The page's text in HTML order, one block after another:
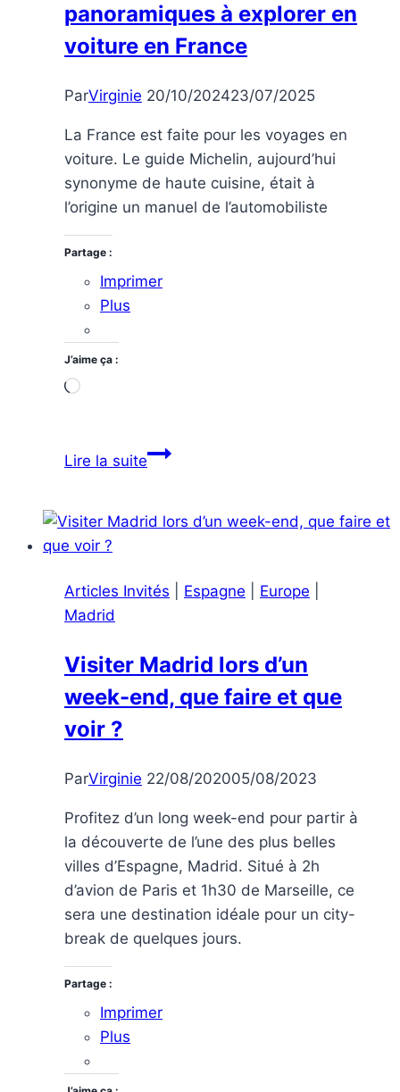
panoramiques à explorer en
voiture en France
ParVirginie 20/10/202423/07/2025
La France est faite pour les voyages en
voiture. Le guide Michelin, aujourd’hui
synonyme de haute cuisine, était à
l’origine un manuel de l’automobiliste
Partage :
Imprimer
Plus
J’aime ça :
Chargement…
Lire la suiteLes
routes
explorer
en
France
Articles Invités Espagne Europe
Madrid
Visiter Madrid lors d’un
week-end, que faire et que
voir ?
ParVirginie 22/08/202005/08/2023
Profitez d’un long week-end pour partir à
la découverte de l’une des plus belles
villes d’Espagne, Madrid. Situé à 2h
d’avion de Paris et 1h30 de Marseille, ce
sera une destination idéale pour un city-
break de quelques jours.
Partage :
Imprimer
Plus